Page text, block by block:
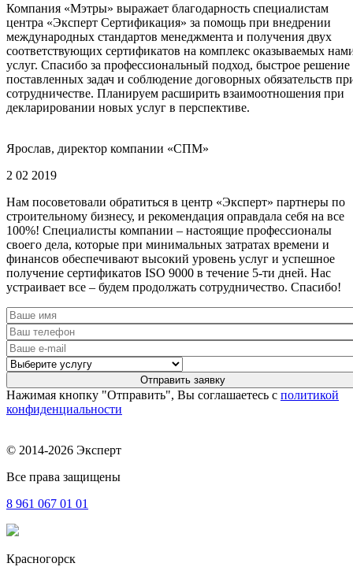
Компания «Мэтры» выражает благодарность специалистам
центра «Эксперт Сертификация» за помощь при внедрении
международных стандартов менеджмента и получения двух
соответствующих сертификатов на комплекс оказываемых
услуг. Спасибо за профессиональный подход, быстрое решение
поставленных задач и соблюдение договорных обязательств
сотрудничестве. Планируем расширить взаимоотношения при
декларировании новых услуг в перспективе.
Ярослав, директор компании «СПМ»
2 02 2019
Нам посоветовали обратиться в центр «Эксперт» партнеры по
строительному бизнесу, и рекомендация оправдала себя на все
100%! Специалисты компании – настоящие профессионалы
своего дела, которые при минимальных затратах времени и
финансов обеспечивают высокий уровень услуг и успешное
получение сертификатов ISO 9000 в течение 5-ти дней. Нас
устраивает все – будем продолжать сотрудничество. Спасибо!
Нажимая кнопку "Отправить", Вы соглашаетесь с политикой
конфиденциальности
© 2014-2026 Эксперт
Все права защищены
8 961 067 01 01
Красногорск